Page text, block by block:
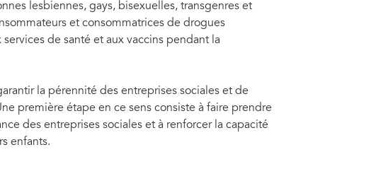
lesbiennes, gays, bisexuelles, transgenres et
et consommatrices de drogues
de santé et aux vaccins pendant la
la pérennité des entreprises sociales et de
première étape en ce sens consiste à faire prendre
des entreprises sociales et à renforcer la capacité
enfants.